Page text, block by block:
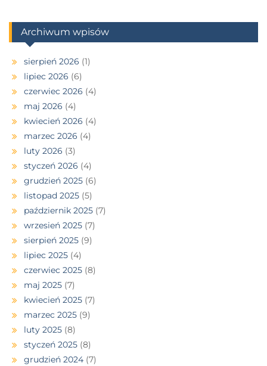
Archiwum wpisów
sierpień 2026 (1)
lipiec 2026 (6)
czerwiec 2026 (4)
maj 2026 (4)
kwiecień 2026 (4)
marzec 2026 (4)
luty 2026 (3)
styczeń 2026 (4)
grudzień 2025 (6)
listopad 2025 (5)
październik 2025 (7)
wrzesień 2025 (7)
sierpień 2025 (9)
lipiec 2025 (4)
czerwiec 2025 (8)
maj 2025 (7)
kwiecień 2025 (7)
marzec 2025 (9)
luty 2025 (8)
styczeń 2025 (8)
grudzień 2024 (7)